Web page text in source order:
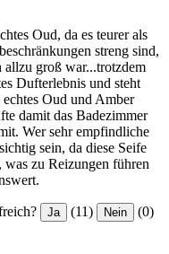
Oud, da es teurer als
streng sind,
allzu groß war...trotzdem
Dufterlebnis und steht
Oud und Amber
damit das Badezimmer
Wer sehr empfindliche
sein, da diese Seife
zu Reizungen führen
Ja (11) Nein (0)